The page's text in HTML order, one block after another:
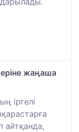
жаңаша
іргелі
айтқанда,